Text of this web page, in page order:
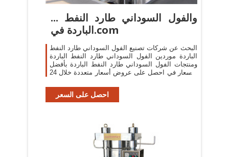
... والفول السوداني طارد النفط
الباردة في.com
البحث عن شركات تصنيع الفول السوداني طارد النفط
الباردة موردين الفول السوداني طارد النفط الباردة
ومنتجات الفول السوداني طارد النفط الباردة بأفضل
الأسعار في احصل على عروض أسعار متعددة خلال 24
احصل على السعر